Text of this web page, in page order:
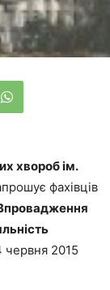
хвороб ім.
фахівців
червня 2015